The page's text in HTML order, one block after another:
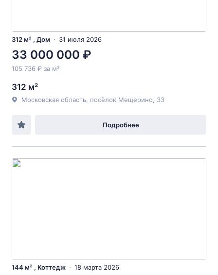
312 м² , Дом 31 июля 2026
33 000 000 ₽
105 736 ₽ за м²
312 м²
Московская область, посёлок Мещерино, 33
Подробнее
144 м² , Коттедж 18 марта 2026